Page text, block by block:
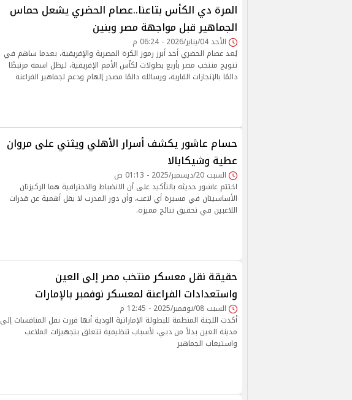
المرة دي الكأس بتاعنا..عصام الحضري يشعل حماس
الجماهير قبل مواجهة مصر وبنين
الأحد 04/يناير/2026 - 06:24 م
يُعد عصام الحضري أحد أبرز رموز الكرة المصرية والإفريقية، بعدما ساهم في
تتويج منتخب مصر بأربع بطولات لكأس الأمم الإفريقية، ليظل اسمه مرتبطًا
دائمًا بالإنجازات القارية، ورسائله دائمًا مصدر إلهام ودعم لجماهير الفراعنة
حسام عاشور يكشف أسرار الأهلي ويثني على مروان
عطية وشيكابالا
السبت 20/ديسمبر/2025 - 01:13 ص
اختتم عاشور حديثه بالتأكيد على أن الانضباط والاحترافية هما الركيزتان
الأساسيتان في مسيرة أي لاعب، وأن دور المدرب لا يقل أهمية عن قدرات
اللاعبين في تحقيق نتائج مميزة.
حقيقة نقل معسكر منتخب مصر إلى العين
واستعدادات الفراعنة لمعسكر نوفمبر بالإمارات
السبت 08/نوفمبر/2025 - 12:45 م
أكدت اللجنة المنظمة للبطولة الإماراتية الودية أنها قررت نقل المنافسات إلى
مدينة العين بدلاً من دبي، لأسباب تنظيمية تتعلق بتجهيزات الملاعب
واستيعاب الجماهير